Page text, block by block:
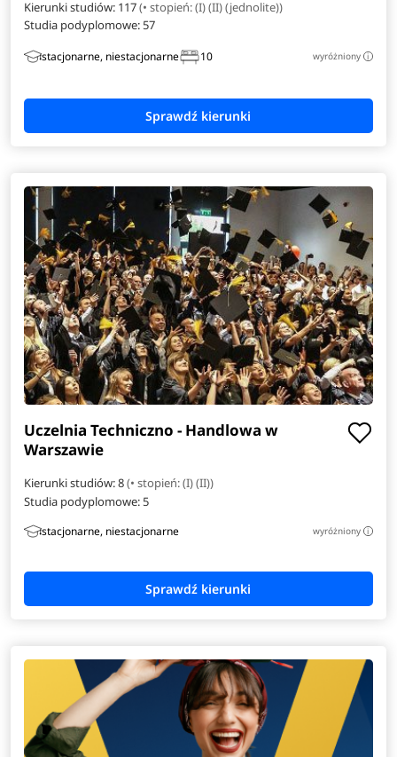
Weterynaria
Wzornictwo
Zarządzanie i prawo w biznesie
Kierunki studiów: 117(• stopień: (I) (II) (jednolite))
Studia podyplomowe:57
stacjonarne, niestacjonarne 10 wyróżniony i
Uczelnia Techniczno - Handlowa w
Warszawie
Kierunki studiów: 8(• stopień: (I) (II))
Studia podyplomowe:5
stacjonarne, niestacjonarne wyróżniony i